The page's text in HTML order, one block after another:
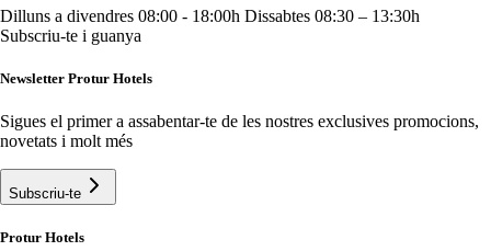
Dilluns a divendres 08:00 - 18:00h Dissabtes 08:30 – 13:30h
Subscriu-te i guanya
Newsletter Protur Hotels
Sigues el primer a assabentar-te de les nostres exclusives promocions,
novetats i molt més
Subscriu-te
Protur Hotels